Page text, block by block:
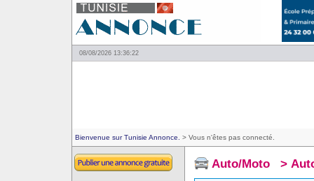
08/08/2026 13:36:22
Bienvenue sur Tunisie Annonce. > Vous n'êtes pas connecté.
Auto/Moto >